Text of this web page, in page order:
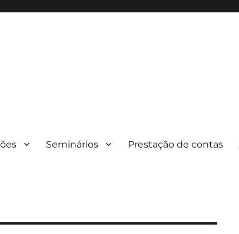
Seminários Prestação de contas